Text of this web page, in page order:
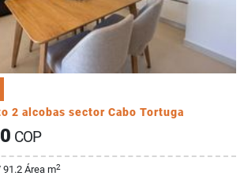
2 alcobas sector Cabo Tortuga
COP
Área m2